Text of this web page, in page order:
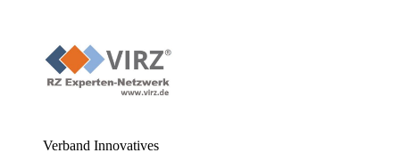
Verband Innovatives